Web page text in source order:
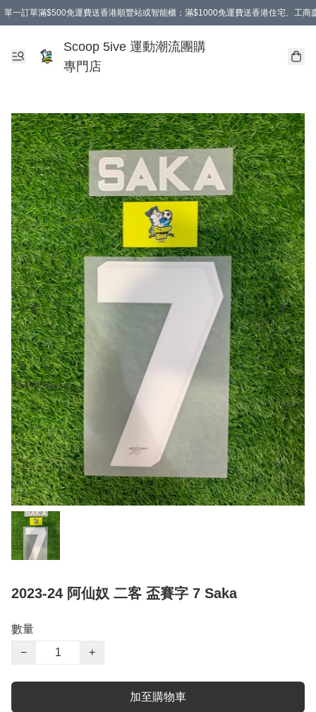
單一訂單滿$500免運費送香港順豐站或智能櫃；滿$1000免運費送香港住宅、工商
Scoop 5ive 運動潮流團購
專門店
2023-24 阿仙奴 二客 盃賽字 7 Saka
數量
−
+
加至購物車